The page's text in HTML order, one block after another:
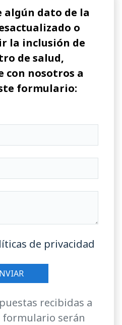
algún dato de la
o
la inclusión de
de salud,
con nosotros a
formulario:
de privacidad
recibidas a
formulario serán